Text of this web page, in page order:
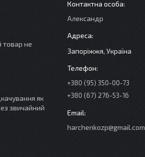
товар не
як
звичайний
Александр
Запоріжжя, Україна
+380 (95) 350-00-73
+380 (67) 276-53-16
harchenkozp@gmail.com